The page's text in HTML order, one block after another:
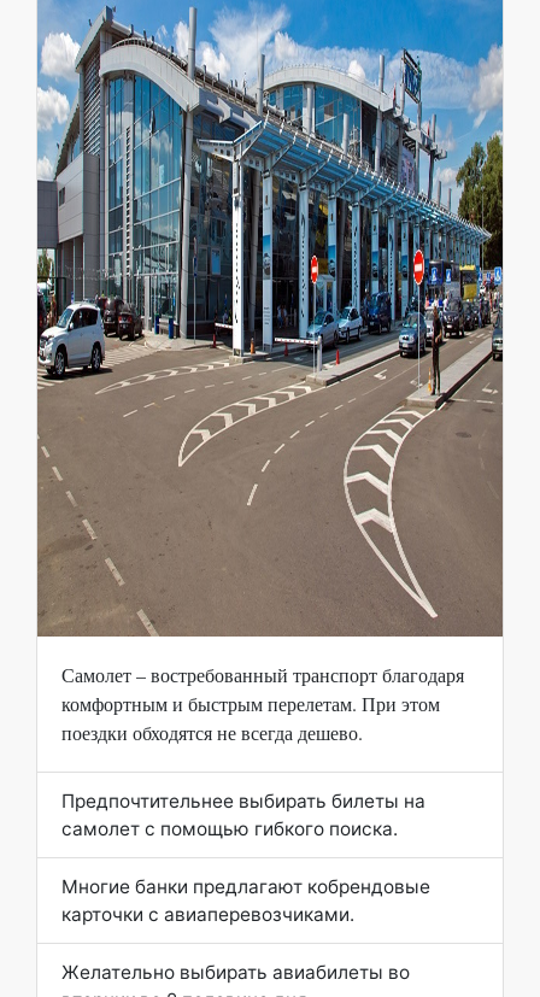
Самолет – востребованный транспорт благодаря
комфортным и быстрым перелетам. При этом
поездки обходятся не всегда дешево.
Предпочтительнее выбирать билеты на
самолет с помощью гибкого поиска.
Многие банки предлагают кобрендовые
карточки с авиаперевозчиками.
Желательно выбирать авиабилеты во